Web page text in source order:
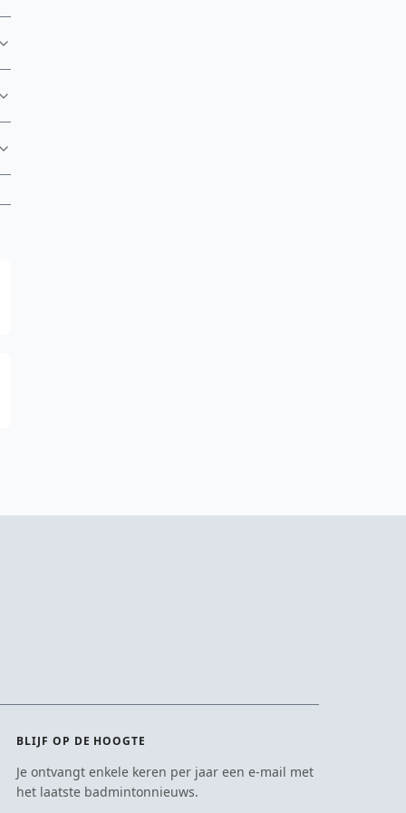
BLIJF OP DE HOOGTE
Je ontvangt enkele keren per jaar een e-mail met
het laatste badmintonnieuws.